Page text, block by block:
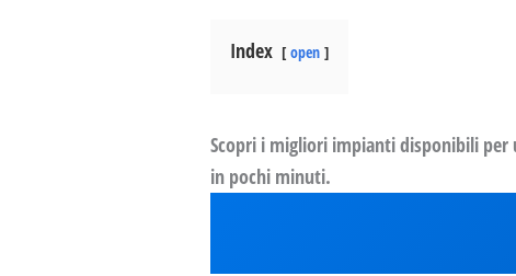
Index open
Scopri i migliori impianti disponibili per
in pochi minuti.